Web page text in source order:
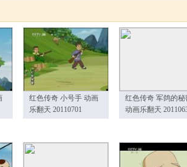
红色传奇 小号手 动画
乐翻天 20110701
红色传奇 军鸽的秘
动画乐翻天